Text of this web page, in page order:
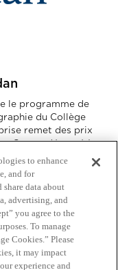
le programme de
du Collège
remet des prix
Canon, décerné à
moyenne
prix Canon.
Canada accorde
étudiants et
troisième années
to enhance
and for
data about
advertising, and
you agree to the
To manage
Cookies.” Please
it may impact
experience and